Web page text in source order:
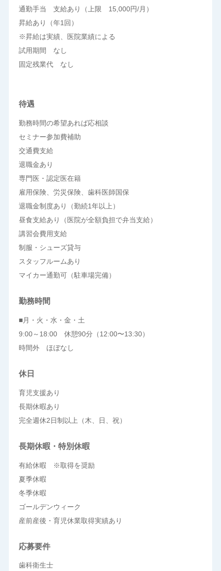
通勤手当 支給あり（上限 15,000円/月）
昇給あり（年1回）
※昇給は実績、医院業績による
試用期間 なし
固定残業代 なし
待遇
勤務時間の希望あれば応相談
セミナー参加費補助
交通費支給
退職金あり
専門医・認定医在籍
雇用保険、労災保険、歯科医師国保
退職金制度あり（勤続1年以上）
昼食支給あり（医院が全額負担で弁当支給）
講習会費用支給
制服・シューズ貸与
スタッフルームあり
マイカー通勤可（駐車場完備）
勤務時間
■月・火・水・金・土
9:00～18:00 休憩90分（12:00〜13:30）
時間外 ほぼなし
休日
育児支援あり
長期休暇あり
完全週休2日制以上（木、日、祝）
長期休暇・特別休暇
有給休暇 ※取得を奨励
夏季休暇
冬季休暇
ゴールデンウィーク
産前産後・育児休業取得実績あり
応募要件
歯科衛生士